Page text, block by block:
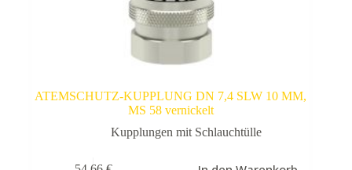
ATEMSCHUTZ-KUPPLUNG DN 7,4 SLW 10 MM,
MS 58 vernickelt
Kupplungen mit Schlauchtülle